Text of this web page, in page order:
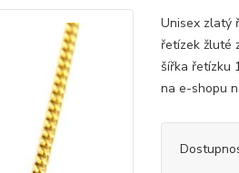
Unisex zlatý
řetízek žluté
šířka řetízku
na e-shopu